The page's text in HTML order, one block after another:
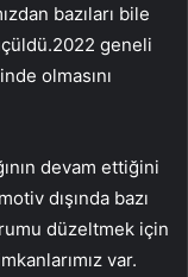
bazıları bile
geneli
olmasını
devam ettiğini
dışında bazı
düzeltmek için
var.